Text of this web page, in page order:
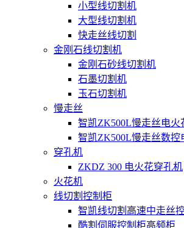
小型线切割机
大型线切割机
快走丝线切割
金刚石线切割机
金刚石砂线切割机
石墨切割机
玉石切割机
慢走丝
智凯ZK500L慢走丝电火
智凯ZK500L慢走丝数控
穿孔机
ZKDZ 300 电火花穿孔机
火花机
线切割控制柜
智凯线切割高速中走丝
酷割伺服控制柜高频柜